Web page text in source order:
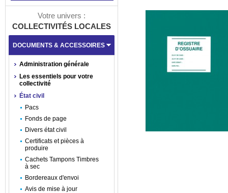
Votre univers :
COLLECTIVITÉS LOCALES
DOCUMENTS & ACCESSOIRES
Administration générale
Les essentiels pour votre
collectivité
État civil
Pacs
Fonds de page
Divers état civil
Certificats et pièces à
produire
Cachets Tampons Timbres
à sec
Bordereaux d'envoi
Avis de mise à jour